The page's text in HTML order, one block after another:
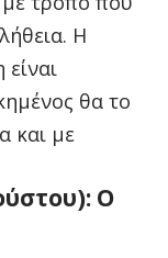
Η
θα το
και με
Ο